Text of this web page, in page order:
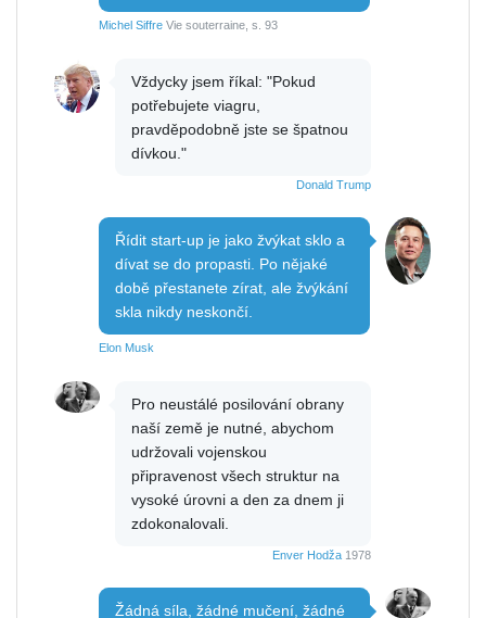
Michel Siffre Vie souterraine, s. 93
Vždycky jsem říkal: "Pokud
potřebujete viagru,
pravděpodobně jste se špatnou
dívkou."
Donald Trump
Řídit start-up je jako žvýkat sklo a
dívat se do propasti. Po nějaké
době přestanete zírat, ale žvýkání
skla nikdy neskončí.
Elon Musk
Pro neustálé posilování obrany
naší země je nutné, abychom
udržovali vojenskou
připravenost všech struktur na
vysoké úrovni a den za dnem ji
zdokonalovali.
Enver Hodža 1978
Žádná síla, žádné mučení, žádné